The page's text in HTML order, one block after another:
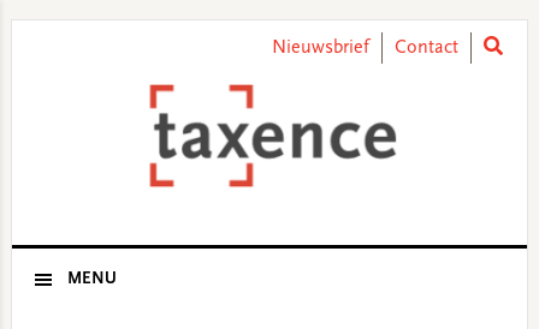
Nieuwsbrief Contact
MENU